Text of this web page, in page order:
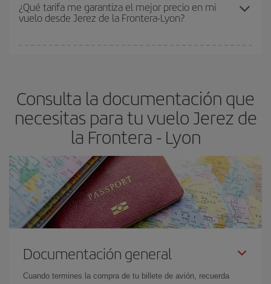
Los precios dependen de las plazas que queden libres en el vuelo
y de que las tarifas más baratas (turista) estén disponibles o se
¿Qué tarifa me garantiza el mejor precio en mi
vuelo desde Jerez de la Frontera-Lyon?
Consulta la documentación que
necesitas para tu vuelo Jerez de
la Frontera - Lyon
Documentación general
Cuando termines la compra de tu billete de avión, recuerda